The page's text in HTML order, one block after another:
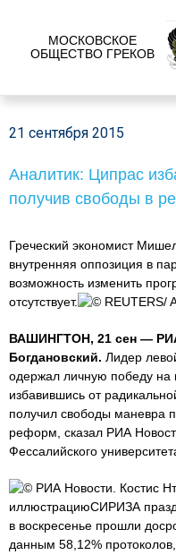
МОСКОВСКОЕ
ОБЩЕСТВО ГРЕКОВ
21 сентября 2015
Аналитик: Ципрас
получив свободы в
Греческий экономист
внутренняя оппозиция в
возможность изменить
отсутствует.
© REUTERS/
ВАШИНГТОН, 21 сен —
Богдановский. Лидер
одержал личную победу на
избавившись от
получил свободы маневра
реформ, сказал РИА
Фессалийского
© РИА Новости. Костис
иллюстрациюСИРИЗА
в воскресенье прошли
данным 58,12%